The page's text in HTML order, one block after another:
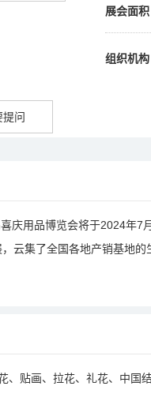
展会面
组织机构
提问
庆用品博览会将于2024年7
云集了全国各地产销基地
、贴画、拉花、礼花、中国